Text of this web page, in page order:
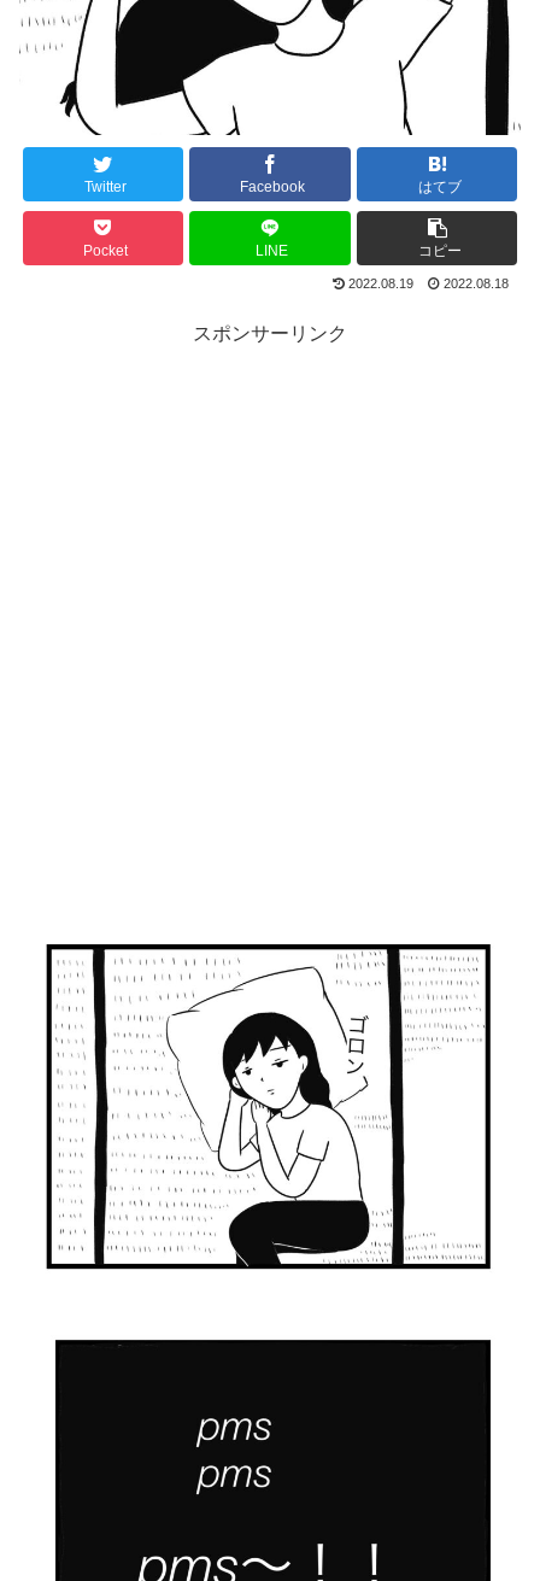
Twitter Facebook はてブ
Pocket LINE コピー
2022.08.19 2022.08.18
スポンサーリンク